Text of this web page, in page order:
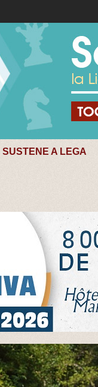
SUSTENE A LEGA